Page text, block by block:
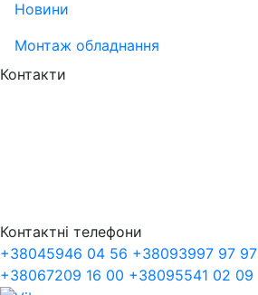
Новини
Монтаж обладнання
Контакти
Контактні телефони
+38045946 04 56 +38093997 97 97
+38067209 16 00 +38095541 02 09